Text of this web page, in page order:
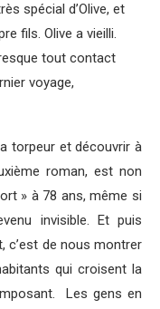
spécial d’Olive, et
fils. Olive a vieilli.
tout contact
voyage,
torpeur et découvrir à
roman, est non
» à 78 ans, même si
invisible. Et puis
c’est de nous montrer
qui croisent la
Les gens en